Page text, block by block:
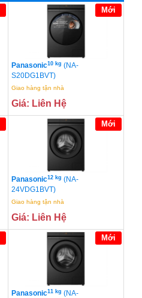
Mới
Panasonic10 kg (NA-
S20DG1BVT)
Giao hàng tận nhà
Giá: Liên Hệ
Mới
Panasonic12 kg (NA-
24VDG1BVT)
Giao hàng tận nhà
Giá: Liên Hệ
Mới
Panasonic11 kg (NA-